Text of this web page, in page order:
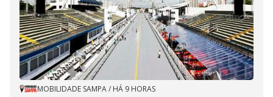
MOBILIDADE SAMPA/ HÁ 9 HORAS